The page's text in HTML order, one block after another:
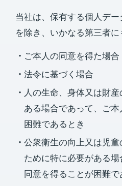
当社は、保有する個人デ
を除き、いかなる第三者に
ご本人の同意を得た場合
法令に基づく場合
人の生命、身体又は財
ある場合であって、ご
困難であるとき
公衆衛生の向上又は児
ために特に必要がある
同意を得ることが困難で